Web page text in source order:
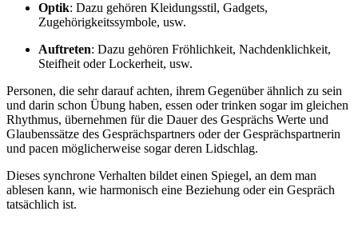
Optik: Dazu gehören Kleidungsstil, Gadgets,
Zugehörigkeitssymbole, usw.
Auftreten: Dazu gehören Fröhlichkeit, Nachdenklichkeit,
Steifheit oder Lockerheit, usw.
Personen, die sehr darauf achten, ihrem Gegenüber ähnlich zu sein
und darin schon Übung haben, essen oder trinken sogar im gleichen
Rhythmus, übernehmen für die Dauer des Gesprächs Werte und
Glaubenssätze des Gesprächspartners oder der Gesprächspartnerin
und pacen möglicherweise sogar deren Lidschlag.
Dieses synchrone Verhalten bildet einen Spiegel, an dem man
ablesen kann, wie harmonisch eine Beziehung oder ein Gespräch
tatsächlich ist.